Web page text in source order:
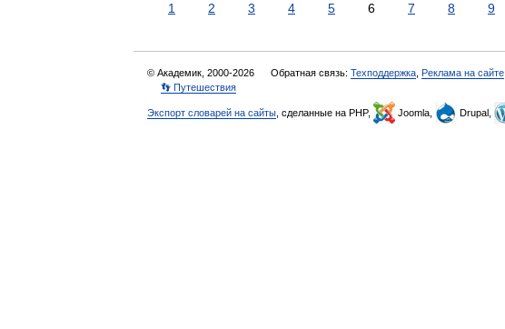
1 2 3 4 5 6 7 8 9
© Академик, 2000-2026 Обратная связь: Техподдержка Реклама на сайте
👣 Путешествия
Экспорт словарей на сайты , сделанные на PHP, Joomla, Drupal,